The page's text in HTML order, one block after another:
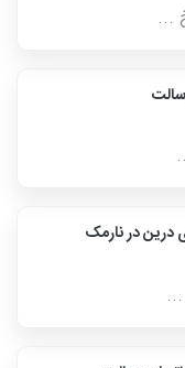
...
درین در نارمک